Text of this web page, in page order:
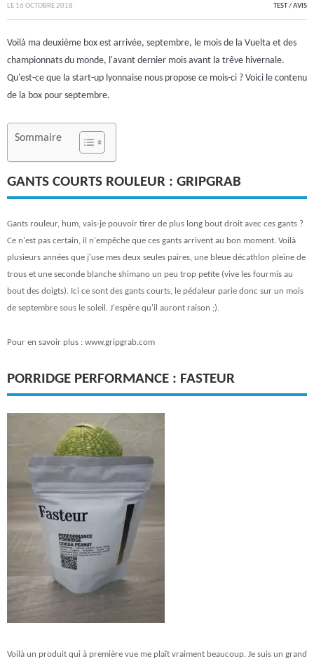
LE 16 OCTOBRE 2018 TEST / AVIS
Voilà ma deuxième box est arrivée, septembre, le mois de la Vuelta et des
championnats du monde, l'avant dernier mois avant la trêve hivernale.
Qu'est-ce que la start-up lyonnaise nous propose ce mois-ci ? Voici le contenu
de la box pour septembre.
Sommaire
GANTS COURTS ROULEUR : GRIPGRAB
Gants rouleur, hum, vais-je pouvoir tirer de plus long bout droit avec ces gants ?
Ce n'est pas certain, il n'empêche que ces gants arrivent au bon moment. Voilà
plusieurs années que j'use mes deux seules paires, une bleue décathlon pleine de
trous et une seconde blanche shimano un peu trop petite (vive les fourmis au
bout des doigts). Ici ce sont des gants courts, le pédaleur parie donc sur un mois
de septembre sous le soleil. J'espère qu'il auront raison ;).
Pour en savoir plus : www.gripgrab.com
PORRIDGE PERFORMANCE : FASTEUR
Voilà un produit qui à première vue me plaît vraiment beaucoup. Je suis un grand